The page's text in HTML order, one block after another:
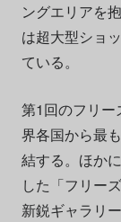
ングエリアを
は超大型ショ
ている。
第1回のフリ
界各国から最
結する。ほか
した「フリー
新鋭ギャラリ